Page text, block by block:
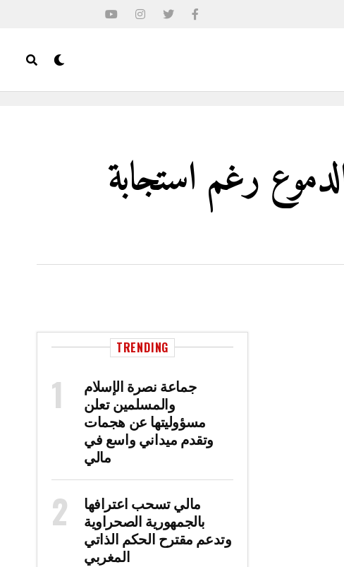
رغم استجابة
TRENDING
جماعة نصرة الإسلام
والمسلمين تعلن
مسؤوليتها عن هجمات
وتقدم ميداني واسع في
مالي
مالي تسحب اعترافها
بالجمهورية الصحراوية
وتدعم مقترح الحكم الذاتي
المغربي